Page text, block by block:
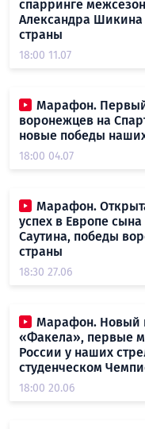
спарринге
Александра
страны
18:00 11.07
Марафон.
воронежцев на
новые победы
18:00 04.07
Марафон.
успех в Европе
Саутина, победы
страны
18:30 27.06
Марафон. Новый
«Факела», первые
России у наших
студенческом
18:00 20.06